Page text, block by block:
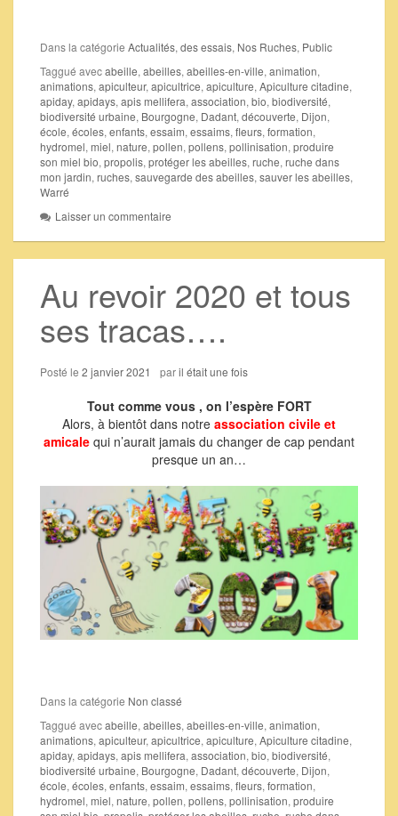
Dans la catégorie Actualités, des essais, Nos Ruches, Public
Taggué avecabeille, abeilles, abeilles-en-ville, animation,
animations, apiculteur, apicultrice, apiculture, Apiculture citadine,
apiday, apidays, apis mellifera, association, bio, biodiversité,
biodiversité urbaine, Bourgogne, Dadant, découverte, Dijon,
école, écoles, enfants, essaim, essaims, fleurs, formation,
hydromel, miel, nature, pollen, pollens, pollinisation, produire
son miel bio, propolis, protéger les abeilles, ruche, ruche dans
mon jardin, ruches, sauvegarde des abeilles, sauver les abeilles,
Warré
Laisser un commentaire
Au revoir 2020 et tous
ses tracas….
Posté le 2 janvier 2021 paril était une fois
Tout comme vous , on l’espère FORT
Alors, à bientôt dans notre association civile et
amicale qui n’aurait jamais du changer de cap pendant
presque un an…
Dans la catégorie Non classé
Taggué avecabeille, abeilles, abeilles-en-ville, animation,
animations, apiculteur, apicultrice, apiculture, Apiculture citadine,
apiday, apidays, apis mellifera, association, bio, biodiversité,
biodiversité urbaine, Bourgogne, Dadant, découverte, Dijon,
école, écoles, enfants, essaim, essaims, fleurs, formation,
hydromel, miel, nature, pollen, pollens, pollinisation, produire